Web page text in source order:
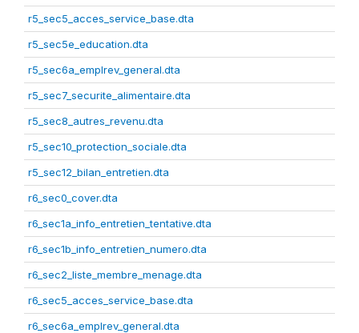
r5_sec5_acces_service_base.dta
r5_sec5e_education.dta
r5_sec6a_emplrev_general.dta
r5_sec7_securite_alimentaire.dta
r5_sec8_autres_revenu.dta
r5_sec10_protection_sociale.dta
r5_sec12_bilan_entretien.dta
r6_sec0_cover.dta
r6_sec1a_info_entretien_tentative.dta
r6_sec1b_info_entretien_numero.dta
r6_sec2_liste_membre_menage.dta
r6_sec5_acces_service_base.dta
r6_sec6a_emplrev_general.dta